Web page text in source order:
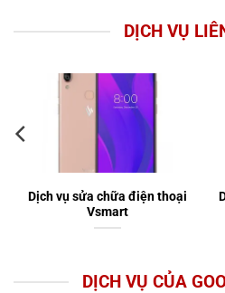
DỊCH VỤ
Dịch vụ sửa chữa điện thoại
Vsmart
DỊCH VỤ CỦA